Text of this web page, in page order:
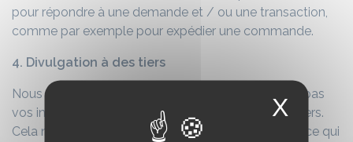
pour répondre à une demande et / ou une transaction,
comme par exemple pour expédier une commande.
4. Divulgation à des tiers
Nous ne vendons, n’échangeons et ne transférons pas
vos informations personnelles identifiables à des tiers.
Cela ne comprend pas les tierce parties de confiance qui
X